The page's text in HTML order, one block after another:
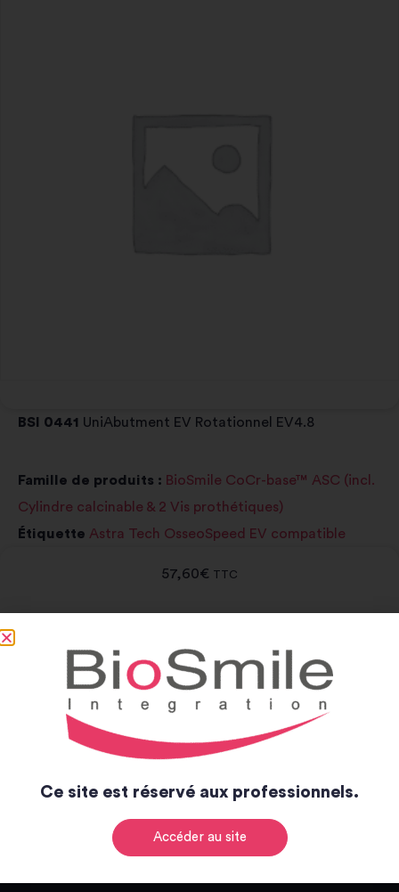
BSI 0441 UniAbutment EV Rotationnel EV4.8
Famille de produits : BioSmile CoCr-base™ ASC (incl.
Cylindre calcinable & 2 Vis prothétiques)
Étiquette Astra Tech OsseoSpeed EV compatible
57,60€ TTC
Rupture de stock
Notice et catalogue
Catalogue
Ce site est réservé aux professionnels.
Accéder au site